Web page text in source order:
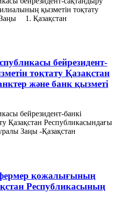
қызметін тоқтату
Заңы 1. Қазақстан
бейрезидент-
тоқтату Қазақстан
және банк қызметі
бейрезидент-банкі
Қазақстан Республикасындағы
Заңы -Қазақстан
қожалығының
Республикасының